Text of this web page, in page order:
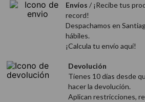
Envíos / ¡Recibe tus
record!
Despachamos en
hábiles.
¡Calcula tu envío aquí!
Devolución
Tienes 10 días desde
hacer la devolución.
Aplican restricciones,